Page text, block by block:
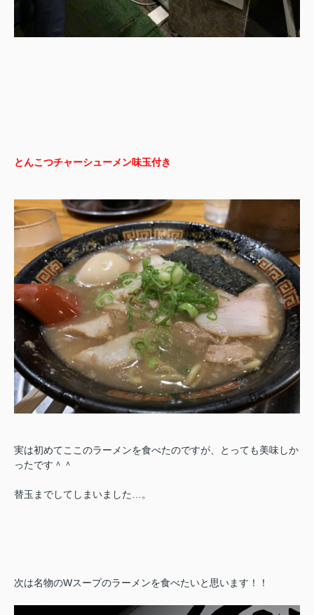
とんこつチャーシューメン味玉付き
実は初めてここのラーメンを食べたのですが、とっても美味しか
ったです＾＾
替玉までしてしまいました…。
次は名物のWスープのラーメンを食べたいと思います！！